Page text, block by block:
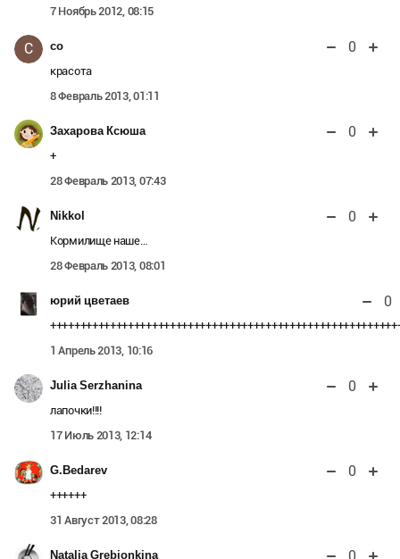
7 Ноябрь 2012, 08:15
C co 0
красота
8 Февраль 2013, 01:11
Захарова Ксюша 0
+
28 Февраль 2013, 07:43
Nikkol 0
Кормилище наше…
28 Февраль 2013, 08:01
юрий цветаев 0
1 Апрель 2013, 10:16
Julia Serzhanina 0
лапочки!!!!
17 Июль 2013, 12:14
G.Bedarev 0
++++++
31 Август 2013, 08:28
Natalia Grebionkina